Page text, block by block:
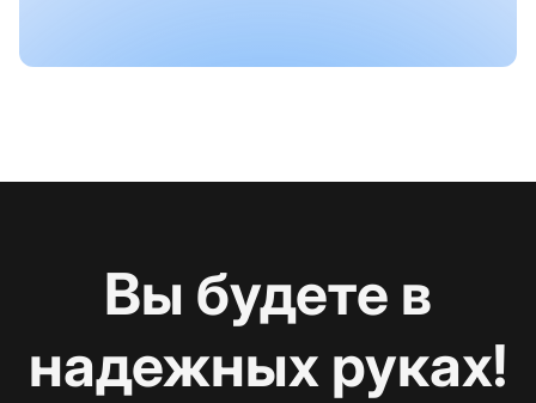
Вы будете в
надежных руках!